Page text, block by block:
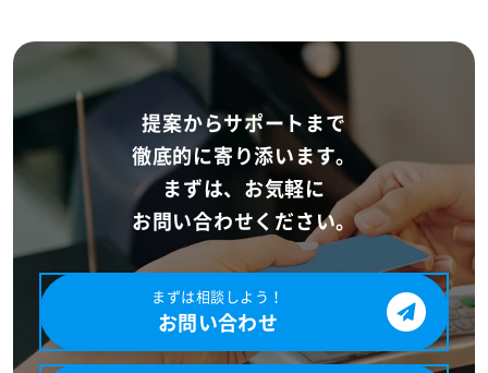
提案からサポートまで
徹底的に寄り添います。
まずは、お気軽に
お問い合わせください。
まずは相談しよう！
お問い合わせ